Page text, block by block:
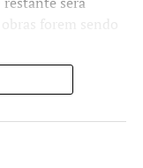
do relator
Turma
forem sendo